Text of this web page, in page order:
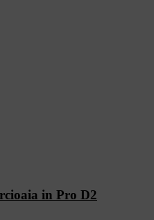
in Pro D2